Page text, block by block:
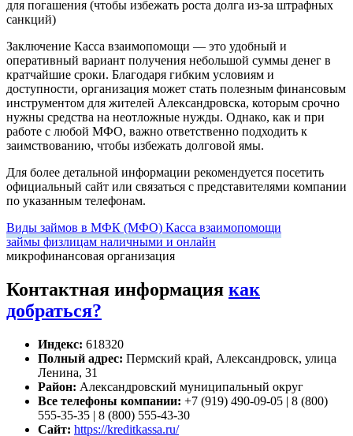
для погашения (чтобы избежать роста долга из-за штрафных
санкций)
Заключение Касса взаимопомощи — это удобный и
оперативный вариант получения небольшой суммы денег в
кратчайшие сроки. Благодаря гибким условиям и
доступности, организация может стать полезным финансовым
инструментом для жителей Александровска, которым срочно
нужны средства на неотложные нужды. Однако, как и при
работе с любой МФО, важно ответственно подходить к
заимствованию, чтобы избежать долговой ямы.
Для более детальной информации рекомендуется посетить
официальный сайт или связаться с представителями компании
по указанным телефонам.
Виды займов в МФК (МФО) Касса взаимопомощи
займы физлицам наличными и онлайн
микрофинансовая организация
Контактная информация как
добраться?
Индекс: 618320
Полный адрес: Пермский край, Александровск, улица
Ленина, 31
Район: Александровский муниципальный округ
Все телефоны компании: +7 (919) 490-09-05 | 8 (800)
555-35-35 | 8 (800) 555-43-30
Сайт: https://kreditkassa.ru/